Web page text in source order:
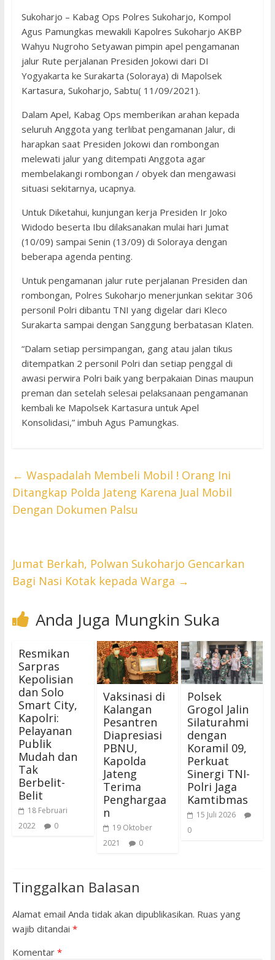
Sukoharjo – Kabag Ops Polres Sukoharjo, Kompol
Agus Pamungkas mewakili Kapolres Sukoharjo AKBP
Wahyu Nugroho Setyawan pimpin apel pengamanan
jalur Rute perjalanan Presiden Jokowi dari DI
Yogyakarta ke Surakarta (Soloraya) di Mapolsek
Kartasura, Sukoharjo, Sabtu( 11/09/2021).
Dalam Apel, Kabag Ops memberikan arahan kepada
seluruh Anggota yang terlibat pengamanan Jalur, di
harapkan saat Presiden Jokowi dan rombongan
melewati jalur yang ditempati Anggota agar
membelakangi rombongan / obyek dan mengawasi
situasi sekitarnya, ucapnya.
Untuk Diketahui, kunjungan kerja Presiden Ir Joko
Widodo beserta Ibu dilaksanakan mulai hari Jumat
(10/09) sampai Senin (13/09) di Soloraya dengan
beberapa agenda penting.
Untuk pengamanan jalur rute perjalanan Presiden dan
rombongan, Polres Sukoharjo menerjunkan sekitar 306
personil Polri dibantu TNI yang digelar dari Kleco
Surakarta sampai dengan Sanggung berbatasan Klaten.
“Dalam setiap persimpangan, gang atau jalan tikus
ditempatkan 2 personil Polri dan setiap penggal di
awasi perwira Polri baik yang berpakaian Dinas maupun
preman dan setelah selesai pelaksanaan pengamanan
kembali ke Mapolsek Kartasura untuk Apel
Konsolidasi,” imbuh Agus Pamungkas.
← Waspadalah Membeli Mobil ! Orang Ini
Ditangkap Polda Jateng Karena Jual Mobil
Dengan Dokumen Palsu
Jumat Berkah, Polwan Sukoharjo Gencarkan
Bagi Nasi Kotak kepada Warga →
Anda Juga Mungkin Suka
Resmikan
Sarpras
Kepolisian
dan Solo
Smart City,
Kapolri:
Pelayanan
Publik
Mudah dan
Tak
Berbelit-
Belit
18 Februari
2022
0
Vaksinasi di
Kalangan
Pesantren
Diapresiasi
PBNU,
Kapolda
Jateng
Terima
Penghargaa
n
19 Oktober
2021
0
Polsek
Grogol Jalin
Silaturahmi
dengan
Koramil 09,
Perkuat
Sinergi TNI-
Polri Jaga
Kamtibmas
15 Juli 2026
0
Tinggalkan Balasan
Alamat email Anda tidak akan dipublikasikan. Ruas yang
wajib ditandai *
Komentar *